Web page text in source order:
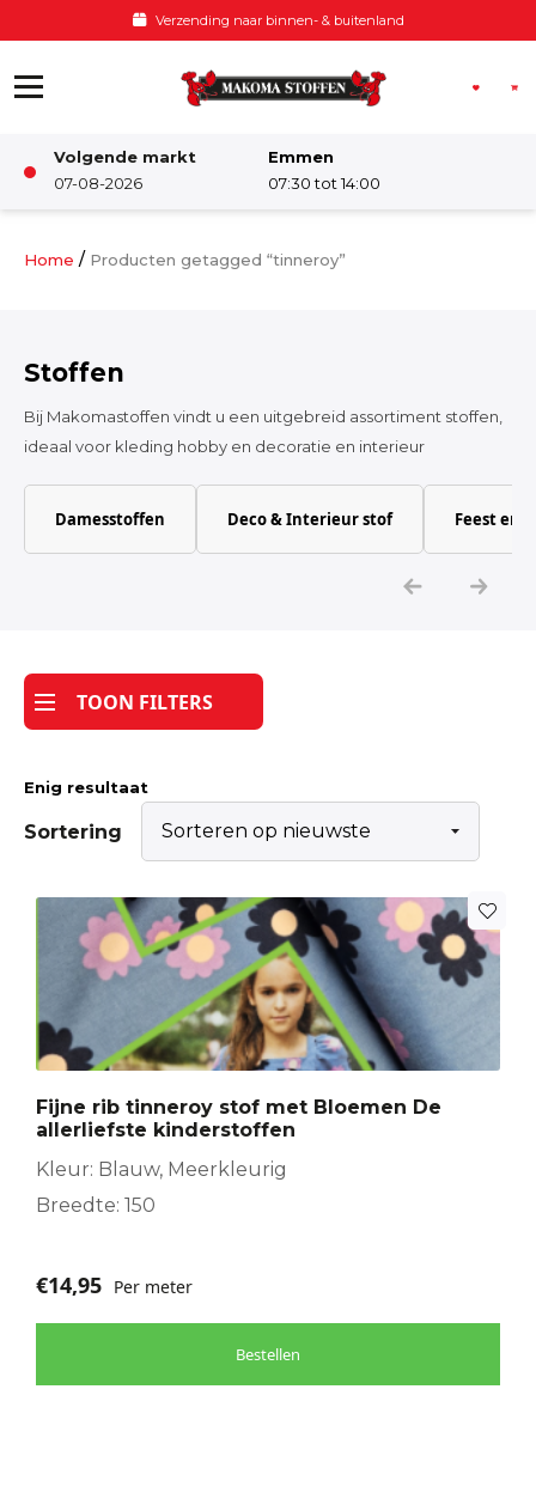
Verzending naar binnen- & buitenland
Volgende markt
07-08-2026
Emmen
07:30 tot 14:00
Damesstoffen
Katoen
Tijdpakker stof
Home / Producten getagged “tinneroy”
Stoffen
Bij Makomastoffen vindt u een uitgebreid assortiment stoffen,
ideaal voor kleding hobby en decoratie en interieur
Damesstoffen Deco & Interieur stof Feest en
TOON FILTERS
Enig resultaat
Sortering
Fijne rib tinneroy stof met Bloemen De
allerliefste kinderstoffen
Kleur: Blauw, Meerkleurig
Breedte: 150
€14,95 Per meter
Bestellen